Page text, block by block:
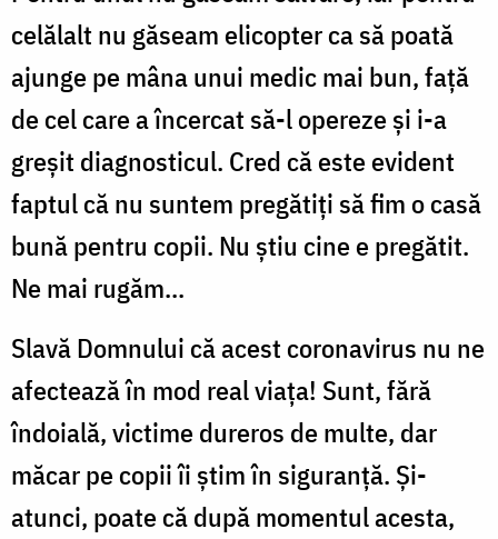
celălalt nu găseam elicopter ca să poată
ajunge pe mâna unui medic mai bun, față
de cel care a încercat să-l opereze și i-a
greșit diagnosticul. Cred că este evident
faptul că nu suntem pregătiți să fim o casă
bună pentru copii. Nu știu cine e pregătit.
Ne mai rugăm...
Slavă Domnului că acest coronavirus nu ne
afectează în mod real viața! Sunt, fără
îndoială, victime dureros de multe, dar
măcar pe copii îi știm în siguranță. Și-
atunci, poate că după momentul acesta,